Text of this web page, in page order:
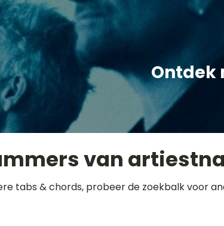
Ontdek
van
tabs & chords, probeer de zoekbalk voor